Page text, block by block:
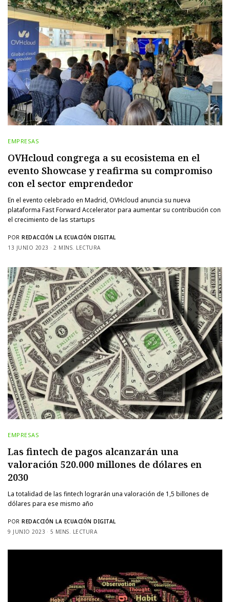
EMPRESAS
OVHcloud congrega a su ecosistema en el
evento Showcase y reafirma su compromiso
con el sector emprendedor
En el evento celebrado en Madrid, OVHcloud anuncia su nueva
plataforma Fast Forward Accelerator para aumentar su contribución con
el crecimiento de las startups
POR REDACCIÓN LA ECUACIÓN DIGITAL
13 JUNIO 2023
2 MINS. LECTURA
EMPRESAS
Las fintech de pagos alcanzarán una
valoración 520.000 millones de dólares en
2030
La totalidad de las fintech lograrán una valoración de 1,5 billones de
dólares para ese mismo año
POR REDACCIÓN LA ECUACIÓN DIGITAL
9 JUNIO 2023
5 MINS. LECTURA